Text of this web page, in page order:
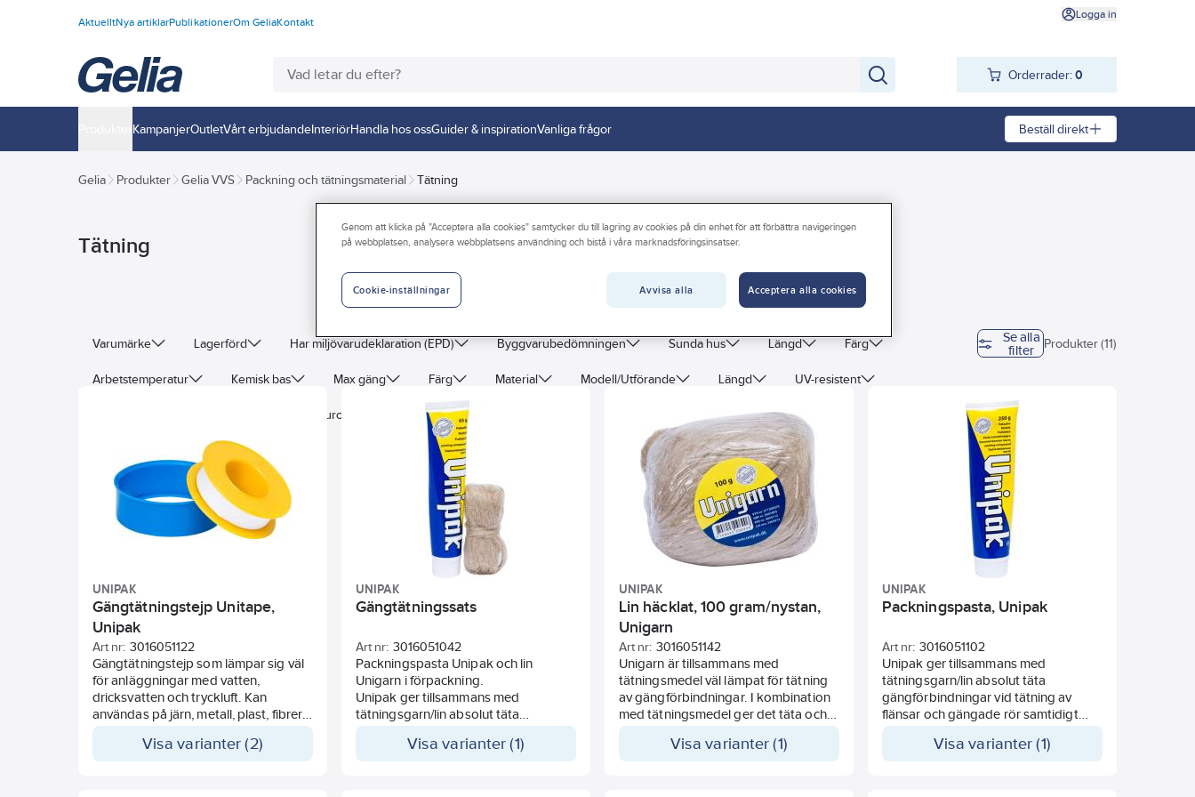
AktuelltNya artiklarPublikationerOm GeliaKontakt
Logga in
Orderrader: 0
KampanjerOutletVårt erbjudandeInteriörHandla hos ossGuider & inspirationVanliga frågor Beställ direkt
Gelia Produkter Gelia VVS Packning och tätningsmaterial Tätning
Tätning
Varumärke Lagerförd Har miljövarudeklaration (EPD) Byggvarubedömningen Sunda hus Längd Färg
Arbetstemperatur Kemisk bas Max gäng Färg Material Modell/Utförande Längd UV-resistent
Temperaturområde
Se alla
filter
Produkter (11)
UNIPAK
Gängtätningstejp Unitape,
Unipak
Art nr: 3016051122
Gängtätningstejp som lämpar sig väl
för anläggningar med vatten,
dricksvatten och tryckluft. Kan
användas på järn, metall, plast, fibrer
anläggningar där det ställs stora
Visa varianter (2)
UNIPAK
Gängtätningssats
Art nr: 3016051042
Packningspasta Unipak och lin
Unigarn i förpackning.
Unipak ger tillsammans med
tätningsgarn/lin absolut täta
flänsar och gängade rör samtidigt
Visa varianter (1)
UNIPAK
Lin häcklat, 100 gram/nystan,
Unigarn
Art nr: 3016051142
Unigarn är tillsammans med
tätningsmedel väl lämpat för tätning
av gängförbindningar. I kombination
med tätningsmedel ger det täta och
temperaturer (160-180°C) finns risk för
Visa varianter (1)
UNIPAK
Packningspasta, Unipak
Art nr: 3016051102
Unipak ger tillsammans med
tätningsgarn/lin absolut täta
gängförbindningar vid tätning av
flänsar och gängade rör samtidigt
åtskiljande underlättas. Användning
Visa varianter (1)
Genom att klicka på "Acceptera alla cookies" samtycker du till lagring av cookies på din enhet för att förbättra navigeringen
på webbplatsen, analysera webbplatsens användning och bistå i våra marknadsföringsinsatser.
Avvisa alla Acceptera alla cookies
Cookie-inställningar